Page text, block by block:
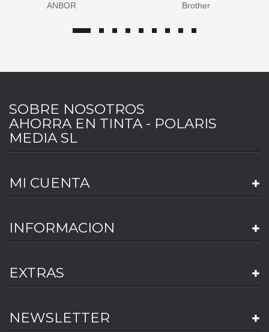
Brother Canon
SOBRE NOSOTROS
AHORRA EN TINTA - POLARIS
MEDIA SL
MI CUENTA
INFORMACION
EXTRAS
NEWSLETTER